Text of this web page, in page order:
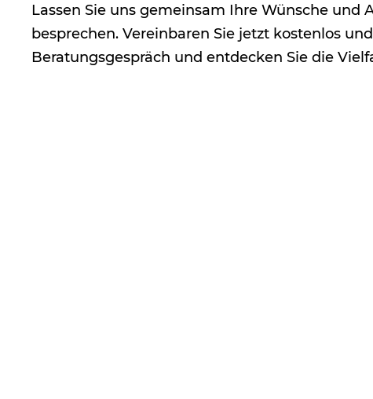
Lassen Sie uns gemeinsam Ihre Wünsche und
besprechen. Vereinbaren Sie jetzt kostenlos
Beratungsgespräch und entdecken Sie die